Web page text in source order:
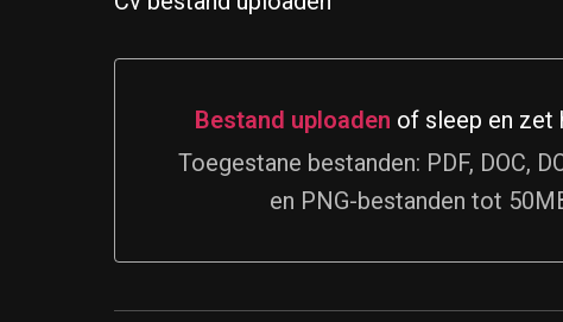
Bestand uploaden of sleep en zet
Bestand uploaden of sleep en zet
Toegestane bestanden: PDF, DOC,
en PNG-bestanden tot